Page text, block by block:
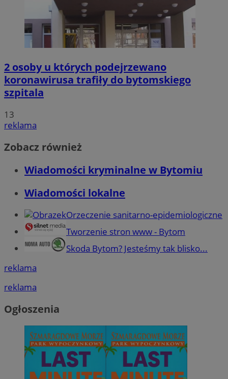
2 osoby u których podejrzewano
koronawirusa trafiły do bytomskiego
szpitala
13
reklama
Zobacz również
Wiadomości kryminalne w Bytomiu
Wiadomości lokalne
Orzeczenie sanitarno-epidemiologiczne
Tworzenie stron www - Bytom
Skoda Bytom? Jesteśmy tak blisko...
reklama
reklama
Ogłoszenia